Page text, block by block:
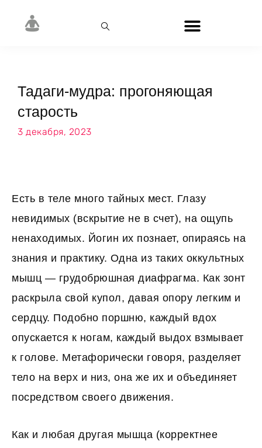
Тадаги-мудра: прогоняющая
старость
3 декабря, 2023
Есть в теле много тайных мест. Глазу
невидимых (вскрытие не в счет), на ощупь
ненаходимых. Йогин их познает, опираясь на
знания и практику. Одна из таких оккультных
мышц — грудобрюшная диафрагма. Как зонт
раскрыла свой купол, давая опору легким и
сердцу. Подобно поршню, каждый вдох
опускается к ногам, каждый выдох взмывает
к голове. Метафорически говоря, разделяет
тело на верх и низ, она же их и объединяет
посредством своего движения.
Как и любая другая мышца (корректнее